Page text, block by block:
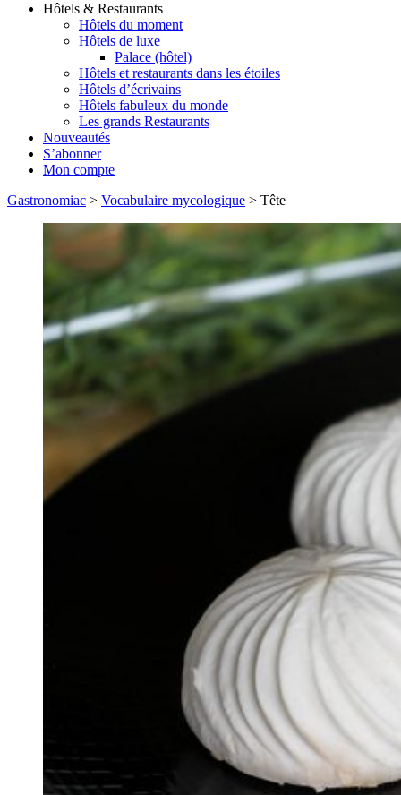
Hôtels & Restaurants
Hôtels du moment
Hôtels de luxe
Palace (hôtel)
Hôtels et restaurants dans les étoiles
Hôtels d’écrivains
Hôtels fabuleux du monde
Les grands Restaurants
Nouveautés
S’abonner
Mon compte
Gastronomiac > Vocabulaire mycologique > Tête